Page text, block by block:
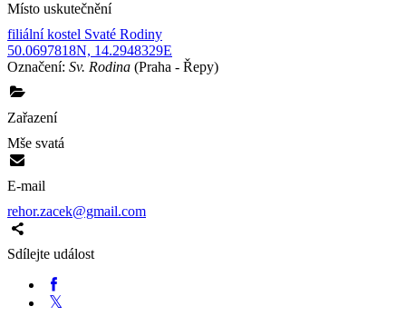
Místo uskutečnění
filiální kostel Svaté Rodiny
50.0697818N, 14.2948329E
Označení: Sv. Rodina (Praha - Řepy)
Zařazení
Mše svatá
E-mail
rehor.zacek@gmail.com
Sdílejte událost